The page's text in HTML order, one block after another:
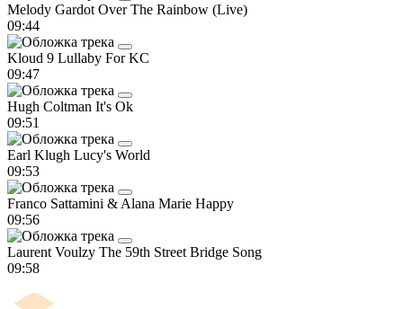
Melody Gardot Over The Rainbow (Live)
09:44
Kloud 9 Lullaby For KC
09:47
Hugh Coltman It's Ok
09:51
Earl Klugh Lucy's World
09:53
Franco Sattamini & Alana Marie Happy
09:56
Laurent Voulzy The 59th Street Bridge Song
09:58